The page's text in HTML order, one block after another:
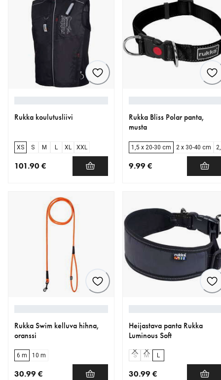
Rukka koulutusliivi
XS S M L XL XXL
101.90 €
Rukka Bliss Polar panta,
musta
1,5 x 20-30 cm 2 x 30-40 cm
9.99 €
Rukka Swim kelluva hihna,
oranssi
6 m 10 m
30.99 €
Heijastava panta Rukka
Luminous Soft
S M L
30.99 €